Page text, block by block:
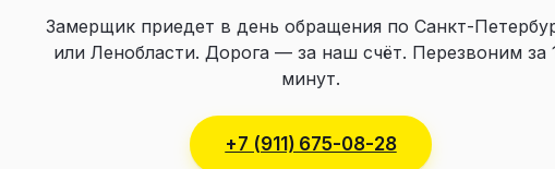
Замерщик приедет в день обращения по Санкт-
или Ленобласти. Дорога — за наш счёт. Перезвоним за
минут.
+7 (911) 675-08-28